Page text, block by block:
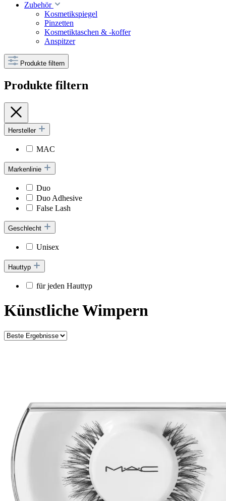
Zubehör
Kosmetikspiegel
Pinzetten
Kosmetiktaschen & -koffer
Anspitzer
Produkte filtern
Produkte filtern
Hersteller
MAC
Markenlinie
Duo
Duo Adhesive
False Lash
Geschlecht
Unisex
Hauttyp
für jeden Hauttyp
Künstliche Wimpern